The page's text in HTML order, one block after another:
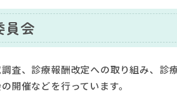
員会
査、診療報酬改定への取り組み、
開催などを行っています。